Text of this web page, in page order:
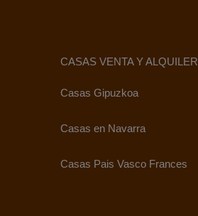
CASAS VENTA Y ALQUILER
Casas Gipuzkoa
Casas en Navarra
Casas Pais Vasco Frances